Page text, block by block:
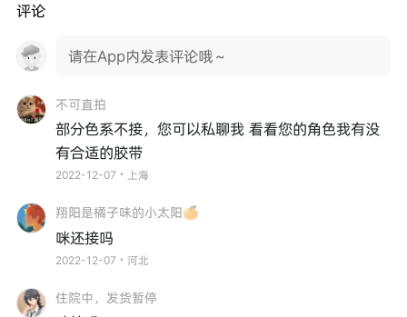
评论
请在App内发表评论哦～
不可直拍
部分色系不接，您可以私聊我 看看您的角色我有没
有合适的胶带
2022-12-07・上海
翔阳是橘子味的小太阳🍊
咪还接吗
2022-12-07・河北
住院中，发货暂停